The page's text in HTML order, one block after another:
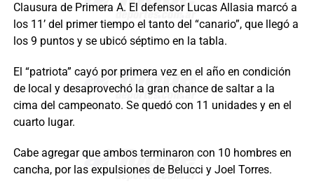
Clausura de Primera A. El defensor Lucas Allasia marcó a
los 11’ del primer tiempo el tanto del “canario”, que llegó a
los 9 puntos y se ubicó séptimo en la tabla.
El “patriota” cayó por primera vez en el año en condición
de local y desaprovechó la gran chance de saltar a la
cima del campeonato. Se quedó con 11 unidades y en el
cuarto lugar.
Cabe agregar que ambos terminaron con 10 hombres en
cancha, por las expulsiones de Belucci y Joel Torres.